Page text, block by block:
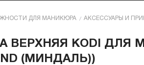
ДЛЯ МАНИКЮРА АКСЕССУАРЫ И
ВЕРХНЯЯ KODI ДЛЯ
(МИНДАЛЬ))